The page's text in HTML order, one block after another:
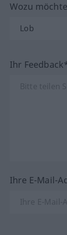
Wozu
Ihr
Ihre E-Mail-